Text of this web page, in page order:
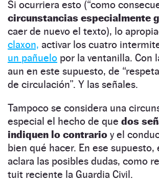
Si ocurriera esto (“como
circunstancias especialmente
caer de nuevo el texto), lo
claxon, activar los cuatro
un pañuelo por la ventanilla. Con
aun en este supuesto, de
de circulación”. Y las señales.
Tampoco se considera una
especial el hecho de que dos
indiquen lo contrario y el
bien qué hacer. En ese
aclara las posibles dudas, como
tuit reciente la Guardia Civil.